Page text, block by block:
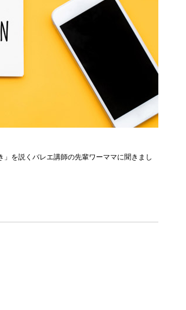
を説くバレエ講師の先輩ワーママに聞きまし